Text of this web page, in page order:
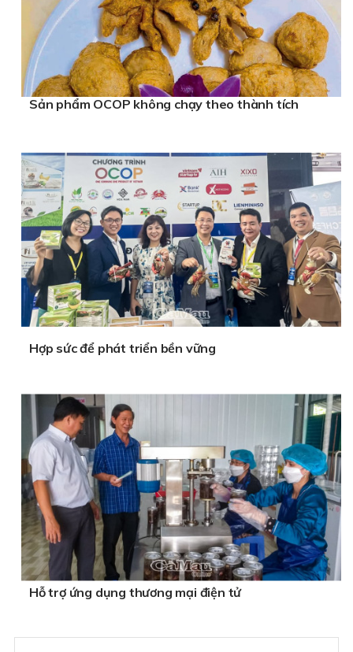
Sản phẩm OCOP không chạy theo thành tích
Hợp sức để phát triển bền vững
Hỗ trợ ứng dụng thương mại điện tử